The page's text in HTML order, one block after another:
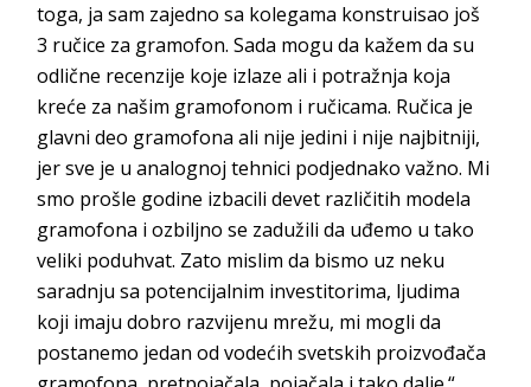
toga, ja sam zajedno sa kolegama konstruisao još
3 ručice za gramofon. Sada mogu da kažem da su
odlične recenzije koje izlaze ali i potražnja koja
kreće za našim gramofonom i ručicama. Ručica je
glavni deo gramofona ali nije jedini i nije najbitniji,
jer sve je u analognoj tehnici podjednako važno. Mi
smo prošle godine izbacili devet različitih modela
gramofona i ozbiljno se zadužili da uđemo u tako
veliki poduhvat. Zato mislim da bismo uz neku
saradnju sa potencijalnim investitorima, ljudima
koji imaju dobro razvijenu mrežu, mi mogli da
postanemo jedan od vodećih svetskih proizvođača